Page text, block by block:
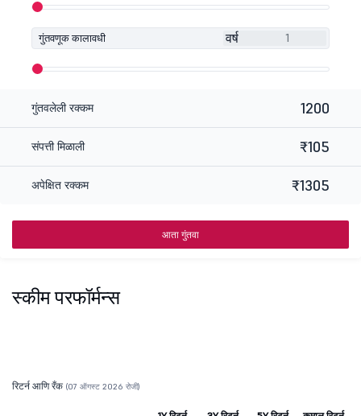
गुंतवणूक कालावधी वर्ष
गुंतवलेली रक्कम 1200
संपत्ती मिळाली ₹105
अपेक्षित रक्कम ₹1305
आता गुंतवा
स्कीम परफॉर्मन्स
रिटर्न आणि रँक (07 ऑगस्ट 2026 रोजी)